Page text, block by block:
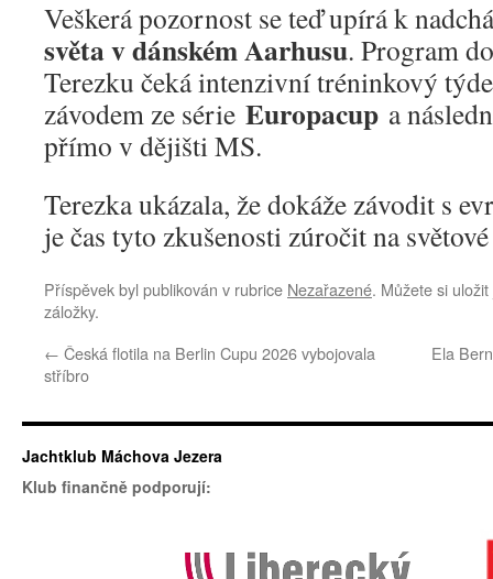
Veškerá pozornost se teď upírá k
světa v dánském Aarhusu. Program
Terezku čeká intenzivní tréninkový
závodem ze série Europacup a
přímo v dějišti MS.
Terezka ukázala, že dokáže závodit s
je čas tyto zkušenosti zúročit na světové
Příspěvek byl publikován v rubrice Nezařazené. Můžete si
záložky.
← Česká flotila na Berlin Cupu 2026 vybojovala
stříbro
Ela
Jachtklub Máchova Jezera
Klub finančně podporují: